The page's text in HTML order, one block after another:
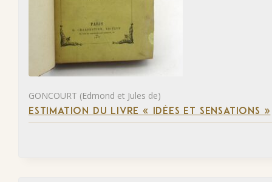
GONCOURT (Edmond et Jules de)
ESTIMATION DU LIVRE « IDÉES ET SENSATIONS »